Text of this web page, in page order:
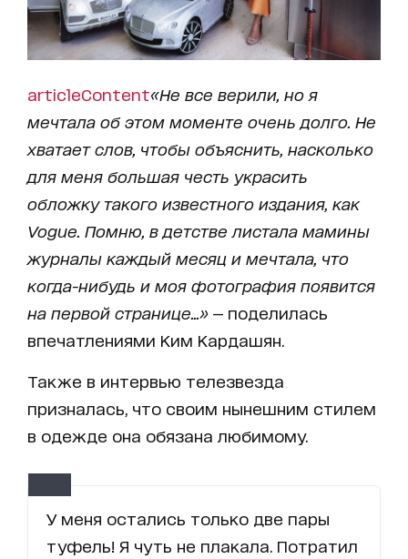
articleContent«Не все верили, но я
мечтала об этом моменте очень долго. Не
хватает слов, чтобы объяснить, насколько
для меня большая честь украсить
обложку такого известного издания, как
Vogue. Помню, в детстве листала мамины
журналы каждый месяц и мечтала, что
когда-нибудь и моя фотография появится
на первой странице...» — поделилась
впечатлениями Ким Кардашян.
Также в интервью телезвезда
призналась, что своим нынешним стилем
в одежде она обязана любимому.
У меня остались только две пары
туфель! Я чуть не плакала. Потратил